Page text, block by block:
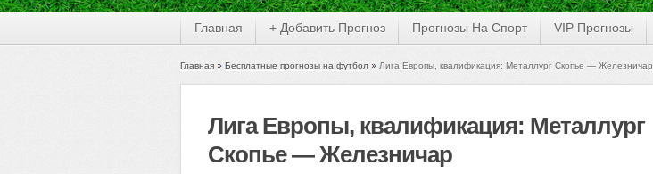
Главная + Добавить Прогноз Прогнозы На Спорт VIP Прогнозы
Главная Бесплатные прогнозы на футбол Лига Европы, квалификация: Металлург Скопье — Железничар
Лига Европы, квалификация: Металлург
Скопье — Железничар